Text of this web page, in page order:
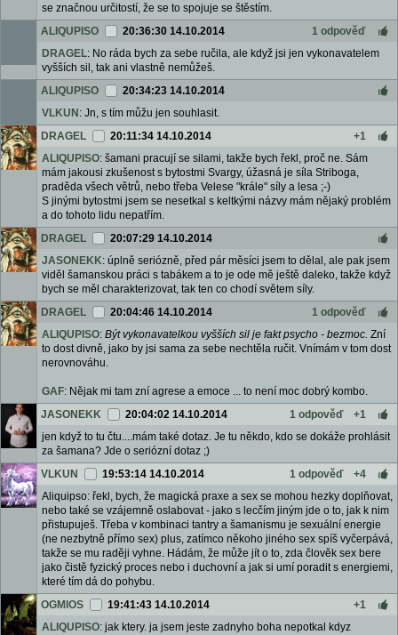
se značnou určitostí, že se to spojuje se štěstím.
ALIQUPISO
20:36:30 14.10.2014
1 odpověď
DRAGEL: No ráda bych za sebe ručila, ale když jsi jen vykonavatelem
vyšších sil, tak ani vlastně nemůžeš.
ALIQUPISO
20:34:23 14.10.2014
VLKUN : Jn, s tím můžu jen souhlasit.
DRAGEL
20:11:34 14.10.2014
+1
ALIQUPISO: šamani pracují se silami, takže bych řekl, proč ne. Sám
mám jakousi zkušenost s bytostmi Svargy, úžasná je síla Striboga,
praděda všech větrů, nebo třeba Velese "krále" síly a lesa ;-)
S jinými bytostmi jsem se nesetkal s keltkými názvy mám nějaký problém
a do tohoto lidu nepatřím.
DRAGEL
20:07:29 14.10.2014
JASONEKK: úplně seriózně, před pár měsíci jsem to dělal, ale pak jsem
viděl šamanskou práci s tabákem a to je ode mě ještě daleko, takže když
bych se měl charakterizovat, tak ten co chodí světem síly.
DRAGEL
20:04:46 14.10.2014
1 odpověď
ALIQUPISO: Být vykonavatelkou vyšších sil je fakt psycho - bezmoc. Zní
to dost divně, jako by jsi sama za sebe nechtěla ručit. Vnímám v tom dost
nerovnováhu.
GAF: Nějak mi tam zní agrese a emoce ... to není moc dobrý kombo.
JASONEKK
20:04:02 14.10.2014 1 odpověď
+1
jen když to tu čtu....mám také dotaz. Je tu někdo, kdo se dokáže prohlásit
za šamana? Jde o seriózní dotaz ;)
VLKUN
19:53:14 14.10.2014 1 odpověď
+4
Aliquipso: řekl, bych, že magická praxe a sex se mohou hezky doplňovat,
nebo také se vzájemně oslabovat - jako s lecčím jiným jde o to, jak k nim
přistupuješ. Třeba v kombinaci tantry a šamanismu je sexuální energie
(ne nezbytně přímo sex) plus, zatímco někoho jiného sex spíš vyčerpává,
takže se mu raději vyhne. Hádám, že může jít o to, zda člověk sex bere
jako čistě fyzický proces nebo i duchovní a jak si umí poradit s energiemi,
které tím dá do pohybu.
OGMIOS
19:41:43 14.10.2014
+1
ALIQUPISO: jak ktery. ja jsem jeste zadnyho boha nepotkal kdyz